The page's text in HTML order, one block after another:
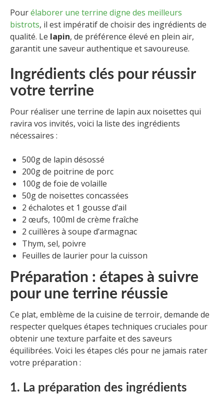
Pourélaborer une terrine digne des meilleurs
bistrots, il est impératif de choisir des ingrédients de
qualité. Le lapin, de préférence élevé en plein air,
garantit une saveur authentique et savoureuse.
Ingrédients clés pour réussir
votre terrine
Pour réaliser une terrine de lapin aux noisettes qui
ravira vos invités, voici la liste des ingrédients
nécessaires :
500g de lapin désossé
200g de poitrine de porc
100g de foie de volaille
50g de noisettes concassées
2 échalotes et 1 gousse d’ail
2 œufs, 100ml de crème fraîche
2 cuillères à soupe d’armagnac
Thym, sel, poivre
Feuilles de laurier pour la cuisson
Préparation : étapes à suivre
pour une terrine réussie
Ce plat, emblème de la cuisine de terroir, demande de
respecter quelques étapes techniques cruciales pour
obtenir une texture parfaite et des saveurs
équilibrées. Voici les étapes clés pour ne jamais rater
votre préparation :
1. La préparation des ingrédients